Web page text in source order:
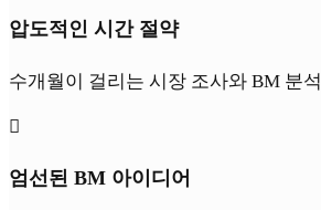
압도적인 시간 절약
수개월이 걸리는 시장 조사와 BM 분

엄선된 BM 아이디어